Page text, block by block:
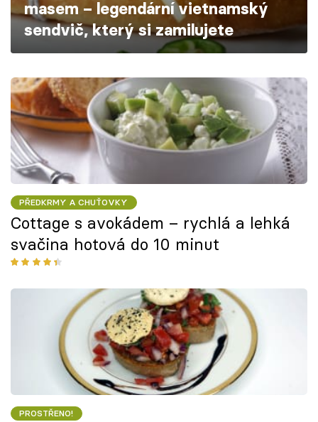
Těhotnej kuchař
Přihlášení
Sledujte nás
masem – legendární vietnamský
sendvič, který si zamilujete
PŘEDKRMY A CHUŤOVKY
Cottage s avokádem – rychlá a lehká
svačina hotová do 10 minut
PROSTŘENO!